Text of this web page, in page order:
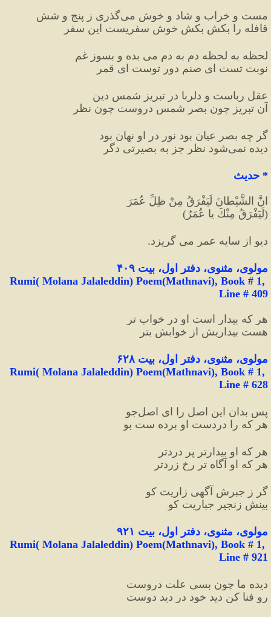
مست و خراب و شاد و خوش می‌گذری ز پنج و شش
قافله را بکش بکش خوش سفریست این سفر
لحظه به لحظه دم به دم می بده و بسوز غم
نوبت تست ای صنم دور توست ای قمر
عقل رباست و دلربا در تبریز شمس دین
آن تبریز چون بصر شمس دروست چون نظر
گر چه بصر عیان بود نور در او نهان بود
دیده نمی‌شود نظر جز به بصیرتی دگر
* حدیث
انَّ الشَّيْطانَ لَيَفْرَقُ مِنْ ظِلِّ عُمَرَ
(لَيَفْرَقُ مِنْكَ يا عُمَرُ)
دیو از سایه عمر می گریزد.
مولوی، مثنوی، دفتر اول، بیت ۴۰۹
Rumi( Molana Jalaleddin) Poem(Mathnavi), Book # 1,
Line # 409
هر که بیدار است او در خواب تر
هست بیداریش از خوابش بتر
مولوی، مثنوی، دفتر اول، بیت ۶۲۸
Rumi( Molana Jalaleddin) Poem(Mathnavi), Book # 1,
Line # 628
پس بدان این اصل را ای اصل‌جو
هر که را دردست او برده ست بو
هر که او بیدارتر پر دردتر
هر که او آگاه تر رخ زردتر
گر ز جبرش آگهی زاریت کو
بینش زنجیر جباریت کو
مولوی، مثنوی، دفتر اول، بیت ۹۲۱
Rumi( Molana Jalaleddin) Poem(Mathnavi), Book # 1,
Line # 921
دیده ما چون بسی علت دروست
رو فنا کن دید خود در دید دوست